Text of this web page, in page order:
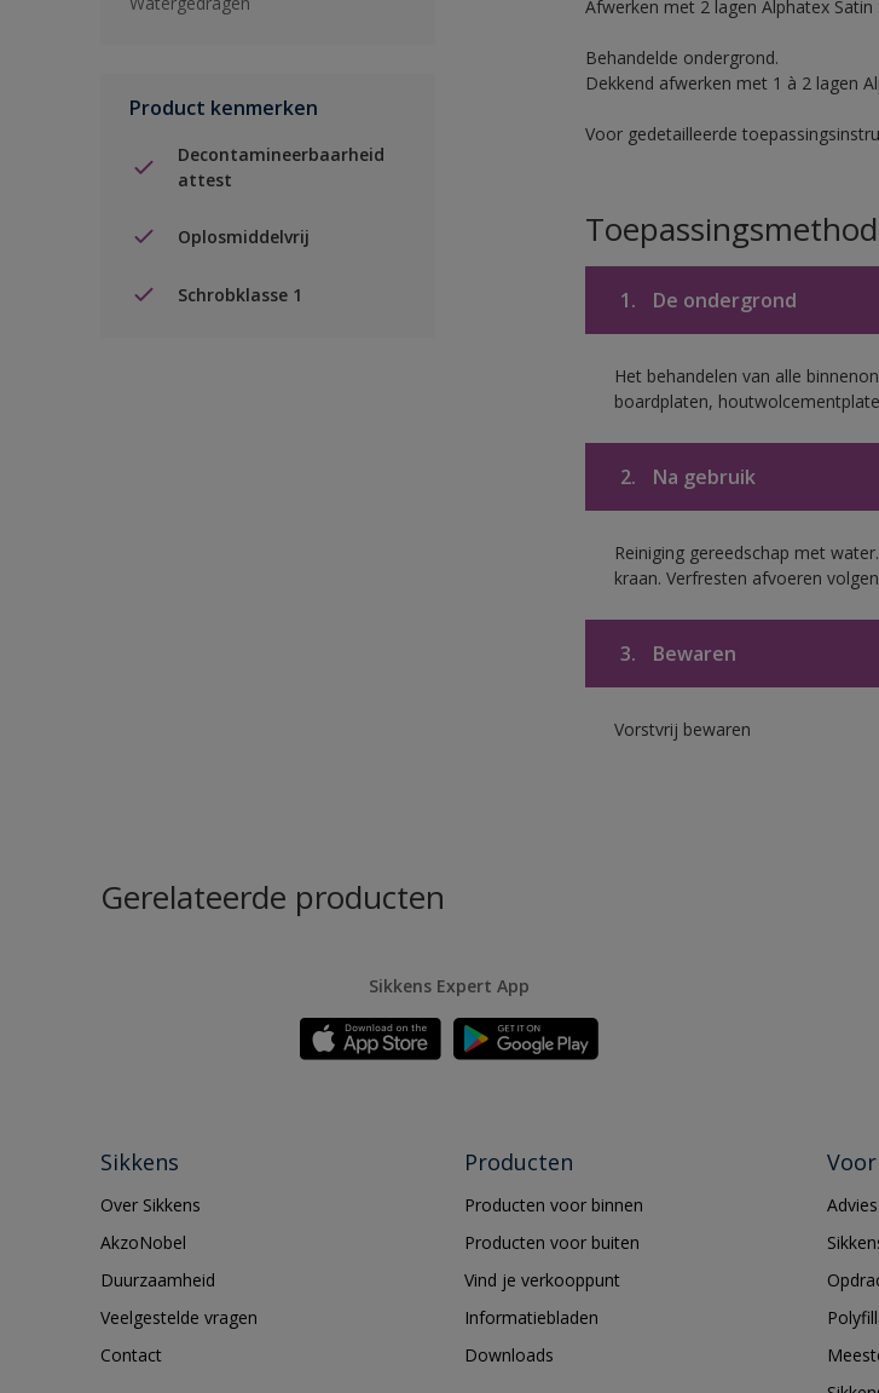
Product kenmerken
Decontamineerbaarheid
attest
Oplosmiddelvrij
Schrobklasse 1
Afwerken met 2 lagen Alphatex Satin
Behandelde ondergrond.
Dekkend afwerken met 1 à 2 lagen
Voor gedetailleerde
1. De ondergrond
Het behandelen van alle
boardplaten,
2. Na gebruik
Reiniging gereedschap met
kraan. Verfresten afvoeren
3. Bewaren
Vorstvrij bewaren
Gerelateerde producten
Sikkens Expert App
Sikkens
Over Sikkens
AkzoNobel
Duurzaamheid
Veelgestelde vragen
Contact
Producten
Producten voor binnen
Producten voor buiten
Vind je verkooppunt
Informatiebladen
Downloads